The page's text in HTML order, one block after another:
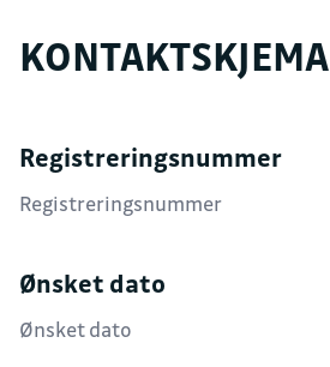
KONTAKTSKJEMA
Registreringsnummer
Ønsket dato